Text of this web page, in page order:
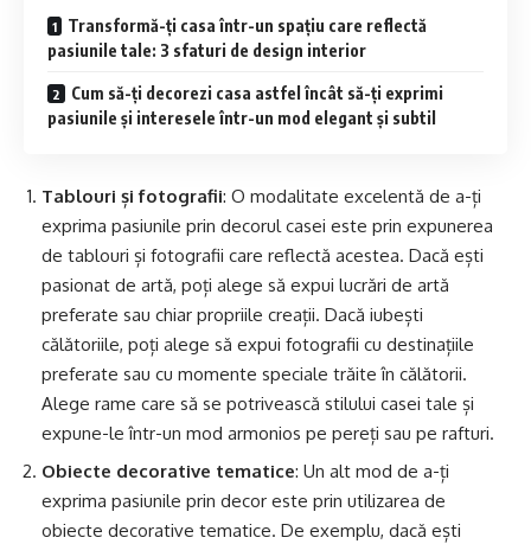
Transformă-ți casa într-un spațiu care reflectă
pasiunile tale: 3 sfaturi de design interior
Cum să-ți decorezi casa astfel încât să-ți exprimi
pasiunile și interesele într-un mod elegant și subtil
Tablouri și fotografii: O modalitate excelentă de a-ți
exprima pasiunile prin decorul casei este prin expunerea
de tablouri și fotografii care reflectă acestea. Dacă ești
pasionat de artă, poți alege să expui lucrări de artă
preferate sau chiar propriile creații. Dacă iubești
călătoriile, poți alege să expui fotografii cu destinațiile
preferate sau cu momente speciale trăite în călătorii.
Alege rame care să se potrivească stilului casei tale și
expune-le într-un mod armonios pe pereți sau pe rafturi.
Obiecte decorative tematice: Un alt mod de a-ți
exprima pasiunile prin decor este prin utilizarea de
obiecte decorative tematice. De exemplu, dacă ești